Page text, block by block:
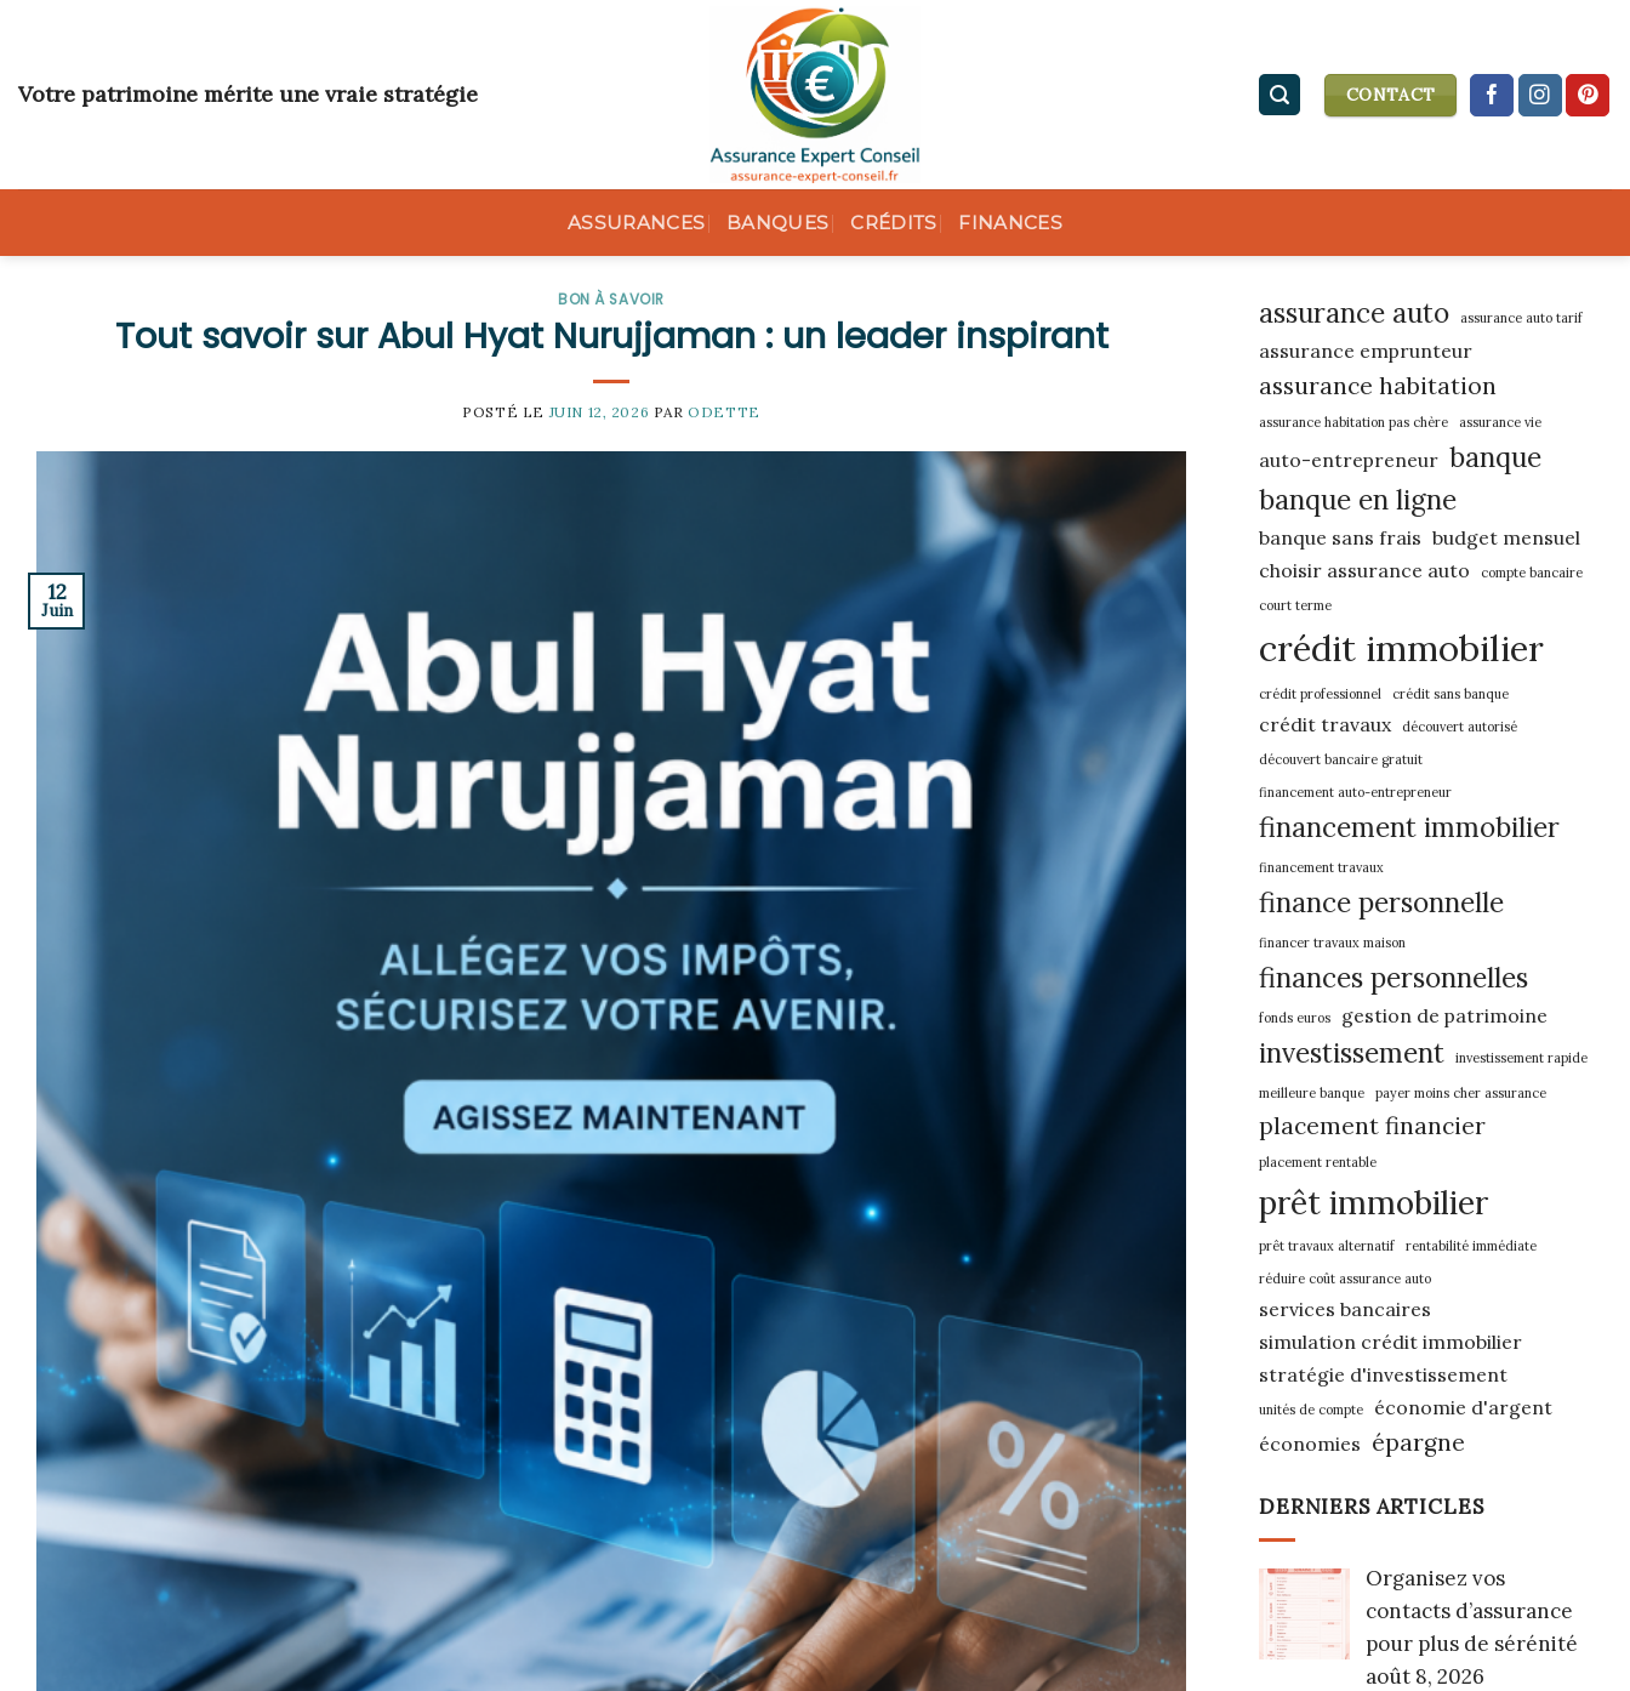
content
Votre patrimoine mérite une vraie stratégie CONTACT
ASSURANCES BANQUES CRÉDITS FINANCES
BON À SAVOIR
Tout savoir sur Abul Hyat Nurujjaman : un leader inspirant
POSTÉ LE JUIN 12, 2026 PARODETTE
12
Juin
assurance auto assurance auto tarif
assurance emprunteur
assurance habitation
assurance habitation pas chère assurance vie
auto-entrepreneur banque
banque en ligne
banque sans frais budget mensuel
choisir assurance auto
compte bancaire
court terme
crédit immobilier
crédit professionnel crédit sans banque
crédit travaux
découvert autorisé
découvert bancaire gratuit
financement auto-entrepreneur
financement immobilier
financement travaux
finance personnelle
financer travaux maison
finances personnelles
fonds euros gestion de patrimoine
investissement investissement rapide
meilleure banque payer moins cher assurance
placement financier
placement rentable
prêt immobilier
prêt travaux alternatif
rentabilité immédiate
réduire coût assurance auto
services bancaires
simulation crédit immobilier
stratégie d'investissement
unités de compte
économie d'argent
économies épargne
DERNIERS ARTICLES
Organisez vos
contacts d’assurance
pour plus de sérénité
août 8, 2026